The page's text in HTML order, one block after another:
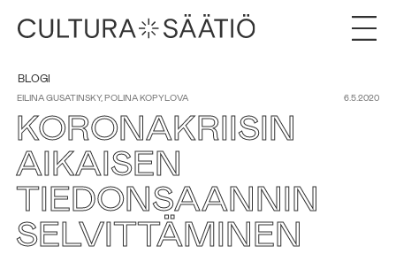
BLOGI
EILINA GUSATINSKY, POLINA KOPYLOVA 6.5.2020
KORONAKRIISIN
AIKAISEN
TIEDONSAANNIN
SELVITTÄMINEN